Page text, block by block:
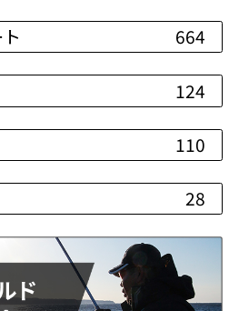
664
124
110
28